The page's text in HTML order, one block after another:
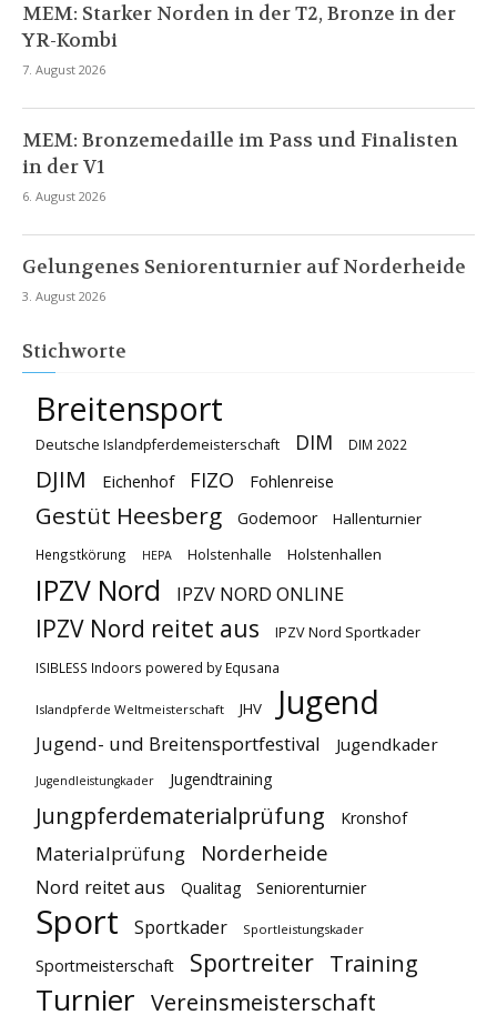
MEM: Starker Norden in der T2, Bronze in der
YR-Kombi
7. August 2026
MEM: Bronzemedaille im Pass und Finalisten
in der V1
6. August 2026
Gelungenes Seniorenturnier auf Norderheide
3. August 2026
Stichworte
Breitensport
Deutsche Islandpferdemeisterschaft DIM DIM 2022
DJIM Eichenhof FIZO Fohlenreise
Gestüt Heesberg Godemoor Hallenturnier
Hengstkörung HEPA Holstenhalle Holstenhallen
IPZV Nord IPZV NORD ONLINE
IPZV Nord reitet aus IPZV Nord Sportkader
ISIBLESS Indoors powered by Equsana
Islandpferde Weltmeisterschaft JHV Jugend
Jugend- und Breitensportfestival Jugendkader
Jugendleistungkader Jugendtraining
Jungpferdematerialprüfung Kronshof
Materialprüfung Norderheide
Nord reitet aus Qualitag Seniorenturnier
Sport Sportkader Sportleistungskader
Sportmeisterschaft Sportreiter Training
Turnier Vereinsmeisterschaft